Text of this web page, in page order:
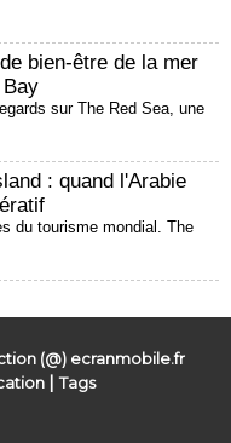
bien-être de la mer
sur The Red Sea, une
: quand l'Arabie
du tourisme mondial. The
(@) ecranmobile.fr
|Tags